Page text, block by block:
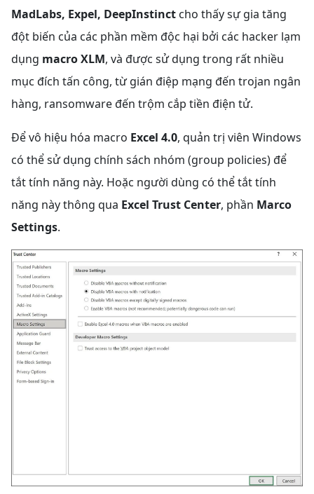
MadLabs, Expel, DeepInstinct cho thấy sự gia tăng
đột biến của các phần mềm độc hại bởi các hacker lạm
dụng macro XLM, và được sử dụng trong rất nhiều
mục đích tấn công, từ gián điệp mạng đến trojan ngân
hàng, ransomware đến trộm cắp tiền điện tử.
Để vô hiệu hóa macro Excel 4.0, quản trị viên Windows
có thể sử dụng chính sách nhóm (group policies) để
tắt tính năng này. Hoặc người dùng có thể tắt tính
năng này thông qua Excel Trust Center, phần Marco
Settings.